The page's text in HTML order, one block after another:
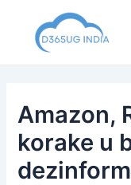
content
Amazon,
korake u